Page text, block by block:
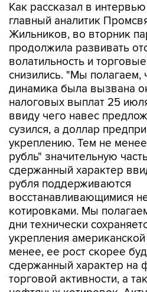
Как рассказал в
главный аналитик
Жильников, во вторник
продолжила развивать
волатильность и
снизились. "Мы полагаем,
динамика была вызвана
налоговых выплат 25
ввиду чего навес
сузился, а доллар
укреплению. Тем не
рубль" значительную
сдержанный характер
рубля поддерживаются
восстанавливающимися
котировками. Мы
дни технически
укрепления
менее, ее рост скорее
сдержанный характер на
торговой активности, а